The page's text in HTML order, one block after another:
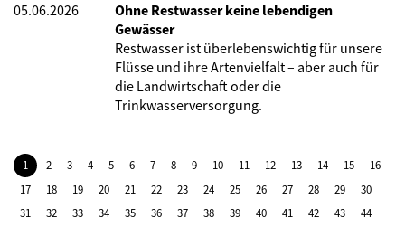
05.06.2026
Ohne Restwasser keine lebendigen
Gewässer
Restwasser ist überlebenswichtig für unsere
Flüsse und ihre Artenvielfalt – aber auch für
die Landwirtschaft oder die
Trinkwasserversorgung.
1 2 3 4 5 6 7 8 9 10 11 12 13 14 15
16
17
18 19 20 21 22 23 24 25 26 27 28 29
30
31
32 33 34 35 36 37 38 39 40 41 42 43
44